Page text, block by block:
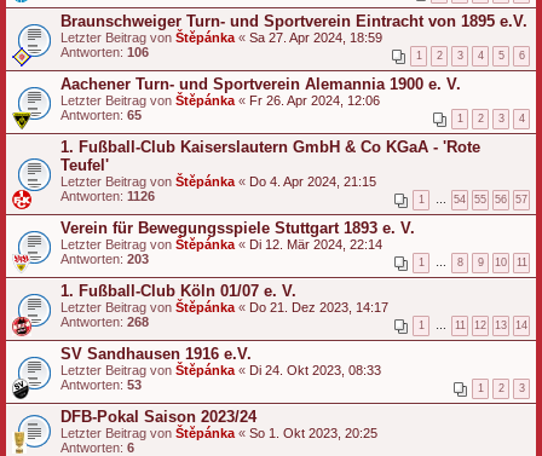
Braunschweiger Turn- und Sportverein Eintracht von 1895 e.V.
Letzter Beitrag von Štěpánka « Sa 27. Apr 2024, 18:59
Antworten: 106 1 2 3 4 5 6
Aachener Turn- und Sportverein Alemannia 1900 e. V.
Letzter Beitrag von Štěpánka « Fr 26. Apr 2024, 12:06
Antworten: 65 1 2 3 4
1. Fußball-Club Kaiserslautern GmbH & Co KGaA - 'Rote
Teufel'
Letzter Beitrag von Štěpánka « Do 4. Apr 2024, 21:15
Antworten: 1126 1 54 55 56 57
Verein für Bewegungsspiele Stuttgart 1893 e. V.
Letzter Beitrag von Štěpánka « Di 12. Mär 2024, 22:14
Antworten: 203 1 8 9 10 11
1. Fußball-Club Köln 01/07 e. V.
Letzter Beitrag von Štěpánka « Do 21. Dez 2023, 14:17
Antworten: 268 1 11 12 13 14
SV Sandhausen 1916 e.V.
Letzter Beitrag von Štěpánka « Di 24. Okt 2023, 08:33
Antworten: 53 1 2 3
DFB-Pokal Saison 2023/24
Letzter Beitrag von Štěpánka « So 1. Okt 2023, 20:25
Antworten: 6